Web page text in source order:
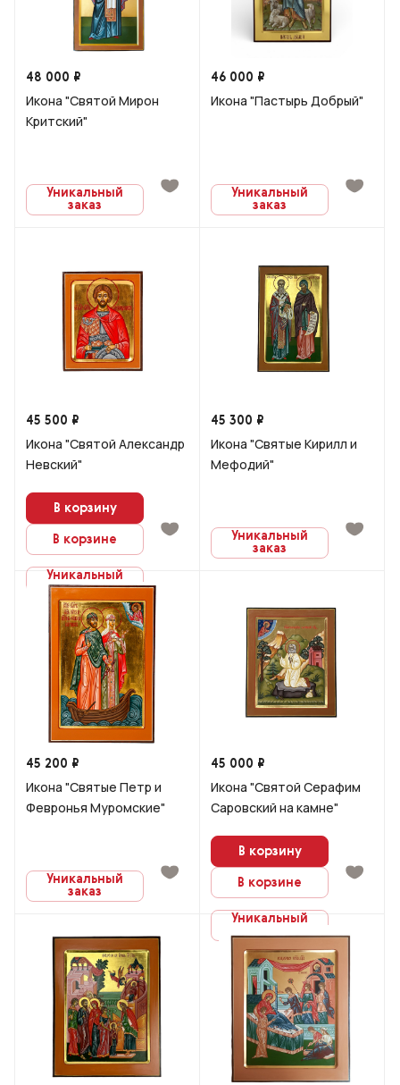
48 000 ₽
Икона "Святой Мирон
Критский"
Уникальный
заказ
46 000 ₽
Икона "Пастырь Добрый"
Уникальный
заказ
45 500 ₽
Икона "Святой Александр
Невский"
В корзину
В корзине
Уникальный
заказ
45 300 ₽
Икона "Святые Кирилл и
Мефодий"
Уникальный
заказ
45 200 ₽
Икона "Святые Петр и
Февронья Муромские"
Уникальный
заказ
45 000 ₽
Икона "Святой Серафим
Саровский на камне"
В корзину
В корзине
Уникальный